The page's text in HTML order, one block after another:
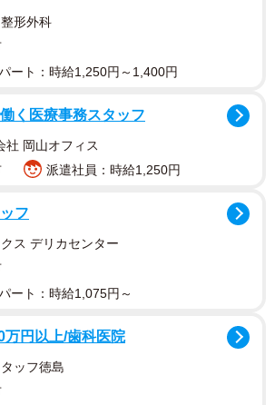
姿やお笑い芸人とのショットが公開さ
なかやまきんに君との2ショットで、浜
目が集まりました。
に君もインスタグラムにて「浜崎あゆ
ライブに出演させていただきました」
り、「浜崎さんとは、同じ福岡出身、
上腕二頭筋のライン」と説明しまし
は「キャー同じ上腕二頭筋のラインな
形外科
ート：時給1,250円～1,400円
く医療事務スタッフ
社 岡山オフィス
派遣社員：時給1,250円
フ
ス デリカセンター
ート：時給1,075円～
万円以上/歯科医院
ッフ徳島